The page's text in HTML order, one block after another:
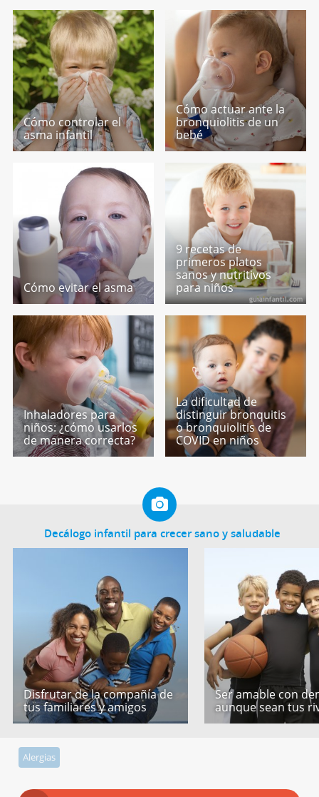
Cómo controlar el
asma infantil
Cómo actuar ante la
bronquiolitis de un
bebé
Cómo evitar el asma
9 recetas de
primeros platos
sanos y nutritivos
para niños
Inhaladores para
niños: ¿cómo usarlos
de manera correcta?
La dificultad de
distinguir bronquitis
o bronquiolitis de
COVID en niños
Decálogo infantil para crecer sano y saludable
Disfrutar de la compañía de
tus familiares y amigos
Ser amable con
aunque sean tus
Alergias